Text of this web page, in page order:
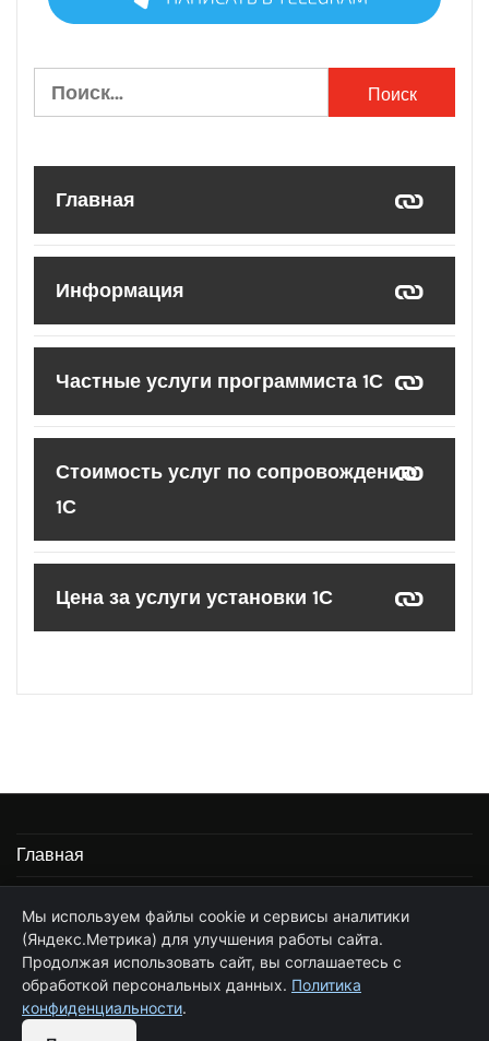
Найти:
Главная
Информация
Частные услуги программиста 1С
Стоимость услуг по сопровождению
1С
Цена за услуги установки 1С
Главная
Частные услуги программиста 1С
Стоимость услуг по сопровождению 1С
Цена за услуги установки 1С
Мы используем файлы cookie и сервисы аналитики
(Яндекс.Метрика) для улучшения работы сайта.
Продолжая использовать сайт, вы соглашаетесь с
обработкой персональных данных. Политика
конфиденциальности.
Обратная связь